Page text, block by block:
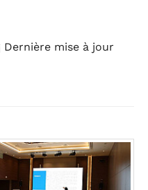
Dernière mise à jour